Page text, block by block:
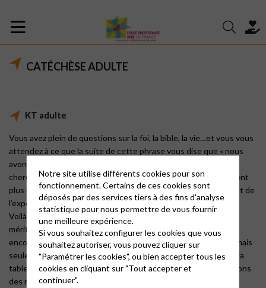
CATÉCHÈSE ADULTE
KT adulte
Vous avez plein de questions sur la foi, la bible, la vie…et vous vous
attendez à ce que la suite de cette phrase vous dise que « nous
avons les réponses ». Ce n’est pas toujours le cas, mais en
cherchant ensemble et à plusieurs, nous sommes non seulement
plus intelligents mais pouvons trouver des réponses en partant de
l’expérience et des idées partagées des uns et des autres.
Voilà la dynamique de ce que nous appelons KT adulte (cela
mériterait sans doute un autre nom mais nous ne l’avons pas
encore trouvé). Aucune connaissance préalable n’est requise mais
seulement l’envie de partager ce moment où nous posons sur la
table les questions…et Dieu voulant, nous cherchons et trouvons
des réponses ensemble.
Notre site utilise différents cookies pour son
fonctionnement. Certains de ces cookies sont
déposés par des services tiers à des fins d'analyse
statistique pour nous permettre de vous fournir
une meilleure expérience.
Si vous souhaitez configurer les cookies que vous
souhaitez autoriser, vous pouvez cliquer sur
"Paramétrer les cookies", ou bien accepter tous les
cookies en cliquant sur "Tout accepter et
continuer".